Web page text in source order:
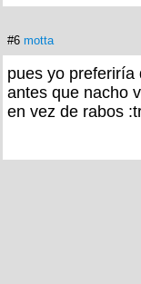
#6 motta
pues yo preferiría
antes que nacho
en vez de rabos